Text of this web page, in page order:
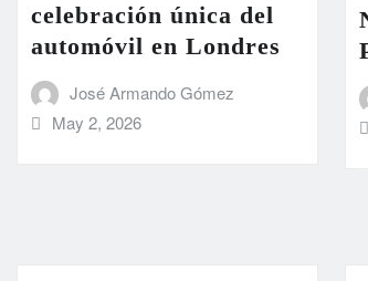
celebración única del
automóvil en Londres
José Armando Gómez
May 2, 2026